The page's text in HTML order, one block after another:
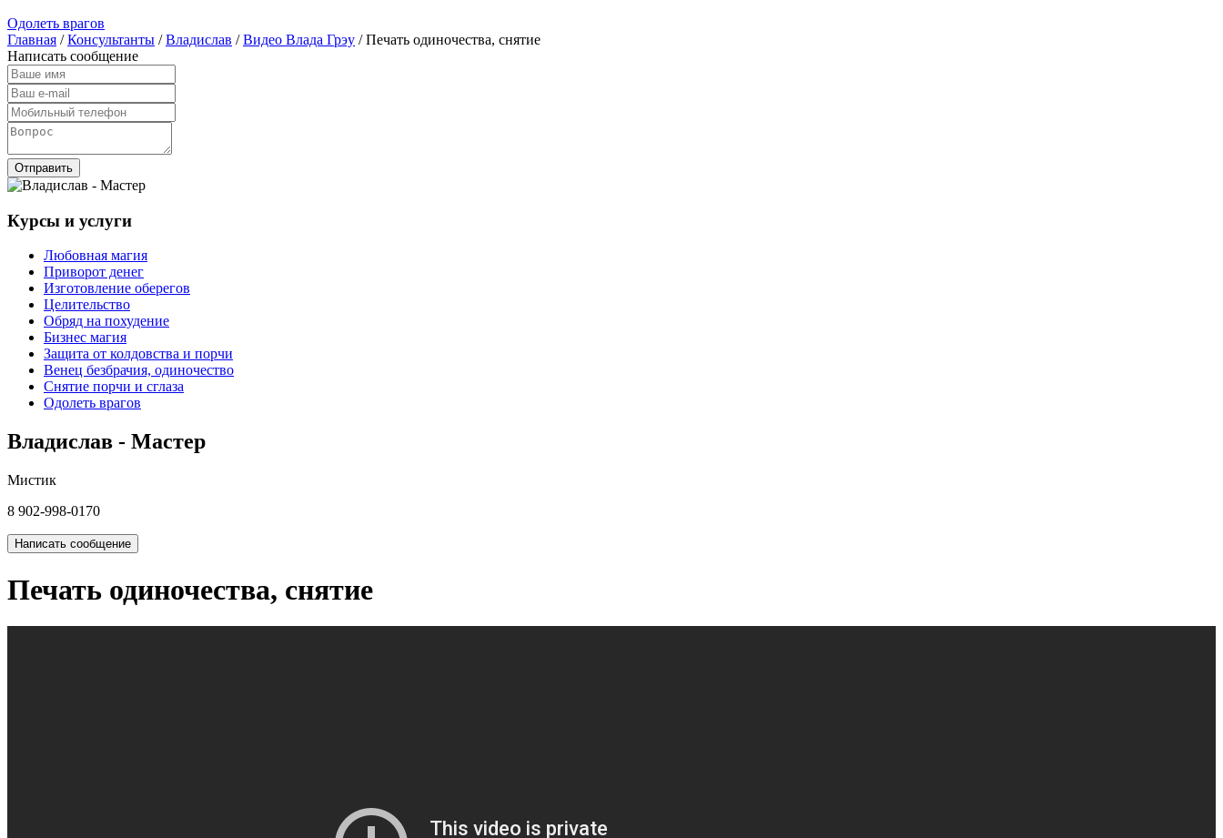
Одолеть врагов
Главная /Консультанты /Владислав /Видео Влада Грэу / Печать одиночества, снятие
Написать сообщение
Отправить
Курсы и услуги
Любовная магия
Приворот денег
Изготовление оберегов
Целительство
Обряд на похудение
Бизнес магия
Защита от колдовства и порчи
Венец безбрачия, одиночество
Снятие порчи и сглаза
Одолеть врагов
Владислав - Мастер
Мистик
8 902-998-0170
Написать сообщение
Печать одиночества, снятие